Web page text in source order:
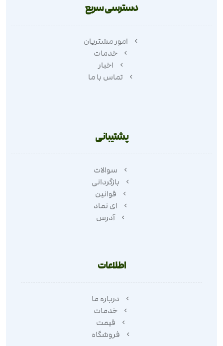
دسترسی سریع
امور مشتریان
خدمات
اخبار
تماس با ما
پشتیبانی
سوالات
بازگردانی
قوانین
ای نماد
آدرس
اطلاعات
درباره ما
خدمات
قیمت
فروشگاه